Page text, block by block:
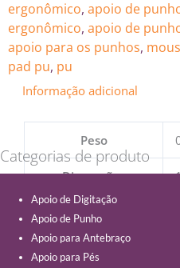
ergonômico, apoio de
ergonômico, apoio de
apoio para os punhos,
pad pu, pu
Informação adicional
Peso
Dimensões
Categorias de produto
Apoio de Digitação
Apoio de Punho
Apoio para Antebraço
Apoio para Pés